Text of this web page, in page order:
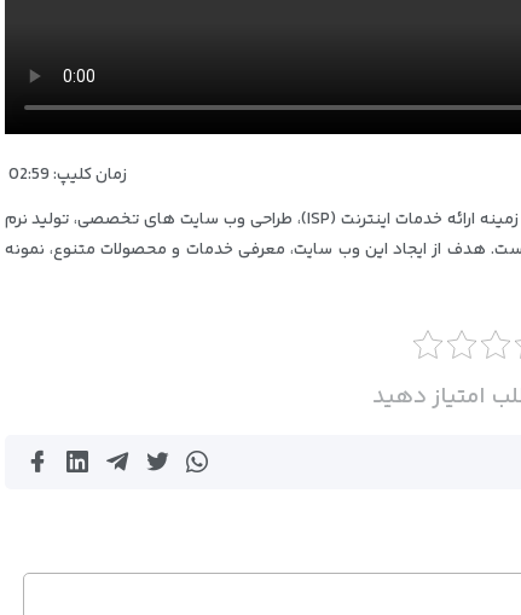
زمان کلیپ: 02:59
راهکار‌های فناوری اطلاعات سیتی نت، فعالیت خود را از سال ۷۹ در زمینه ارائه خدمات اینترنت (ISP)، طراحی وب سایت های تخصصی، تولید نرم
هدف از ایجاد این وب‌ سایت، معرفی خدمات و محصولات متنوع، نمونه
امتیاز دهید